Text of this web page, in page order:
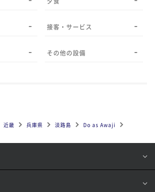
-
-
接客・サービス -
その他の設備 -
近畿 兵庫県 淡路島
Do as Awaji